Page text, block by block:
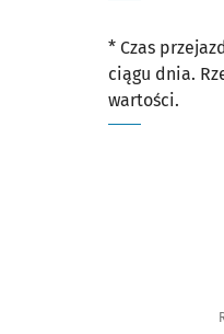
* Czas
ciągu dnia.
wartości.